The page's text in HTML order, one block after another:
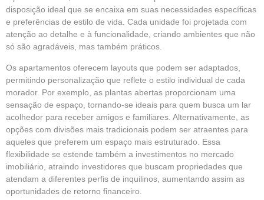
disposição ideal que se encaixa em suas necessidades específicas
e preferências de estilo de vida. Cada unidade foi projetada com
atenção ao detalhe e à funcionalidade, criando ambientes que não
só são agradáveis, mas também práticos.
Os apartamentos oferecem layouts que podem ser adaptados,
permitindo personalização que reflete o estilo individual de cada
morador. Por exemplo, as plantas abertas proporcionam uma
sensação de espaço, tornando-se ideais para quem busca um lar
acolhedor para receber amigos e familiares. Alternativamente, as
opções com divisões mais tradicionais podem ser atraentes para
aqueles que preferem um espaço mais estruturado. Essa
flexibilidade se estende também a investimentos no mercado
imobiliário, atraindo investidores que buscam propriedades que
atendam a diferentes perfis de inquilinos, aumentando assim as
oportunidades de retorno financeiro.